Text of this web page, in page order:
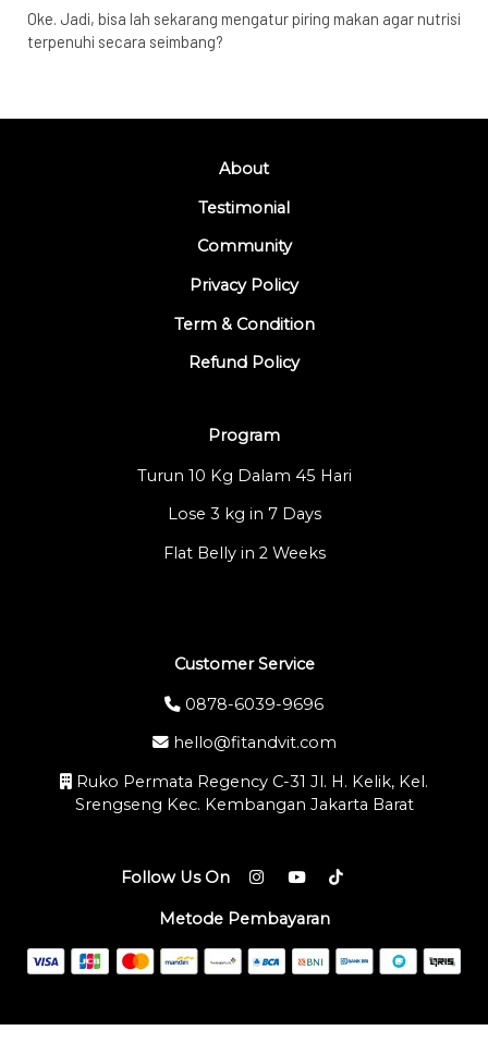
Oke. Jadi, bisa lah sekarang mengatur piring makan agar nutrisi
terpenuhi secara seimbang?
About
Testimonial
Community
Privacy Policy
Term & Condition
Refund Policy
Program
Turun 10 Kg Dalam 45 Hari
Lose 3 kg in 7 Days
Flat Belly in 2 Weeks
Customer Service
0878-6039-9696
hello@fitandvit.com
Ruko Permata Regency C-31 Jl. H. Kelik, Kel.
Srengseng Kec. Kembangan Jakarta Barat
Follow Us On
Metode Pembayaran